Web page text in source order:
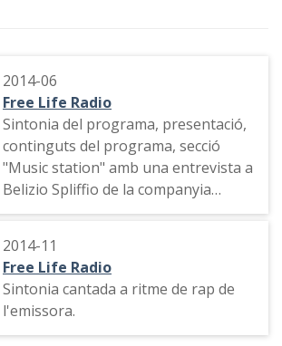
2014-06
Free Life Radio
Sintonia del programa, presentació,
continguts del programa, secció
"Music station" amb una entrevista a
Belizio Spliffio de la companyia
musical Chess Kingz Productions.
2014-11
Free Life Radio
Sintonia cantada a ritme de rap de
l'emissora.